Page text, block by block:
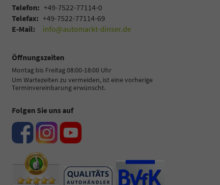
Telefon: +49-7522-77114-0
Telefax: +49-7522-77114-69
E-Mail:
info@automarkt-dinser.de
Öffnungszeiten
Montag bis Freitag 08:00-18:00 Uhr
Um Wartezeiten zu vermeiden, ist eine vorherige
Terminvereinbarung erwünscht.
Folgen Sie uns auf